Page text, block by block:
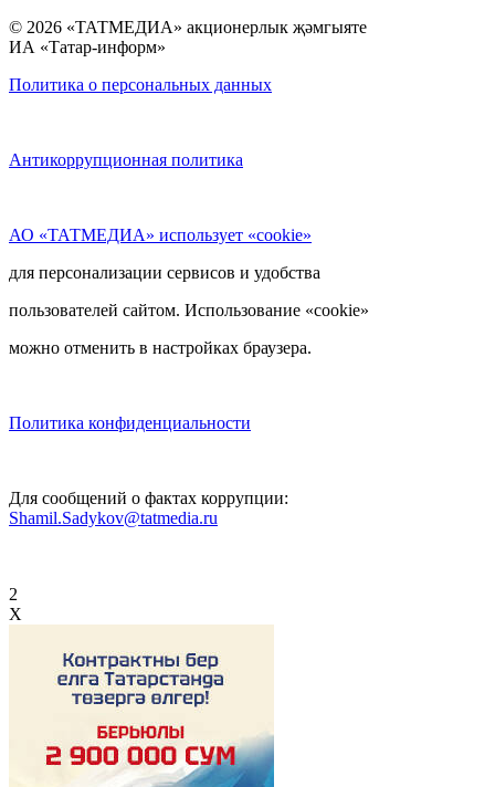
© 2026 «ТАТМЕДИА» акционерлык җәмгыяте
ИА «Татар-информ»
Политика о персональных данных
Антикоррупционная политика
АО «ТАТМЕДИА» использует «cookie»
для персонализации сервисов и удобства
пользователей сайтом. Использование «cookie»
можно отменить в настройках браузера.
Политика конфиденциальности
Для сообщений о фактах коррупции:
Shamil.Sadykov@tatmedia.ru
2
X